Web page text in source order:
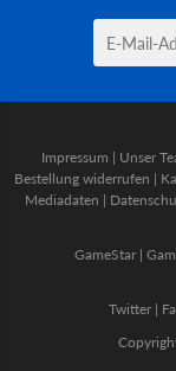
Impressum | Unser
Bestellung widerrufen |
Mediadaten |
GameStar|
Twitter |